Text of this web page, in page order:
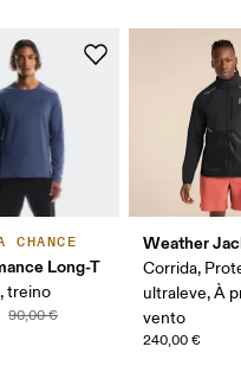
CHANCE
Long-T
treino
90,00 €
Weather
Corrida,
ultraleve, À
vento
240,00 €